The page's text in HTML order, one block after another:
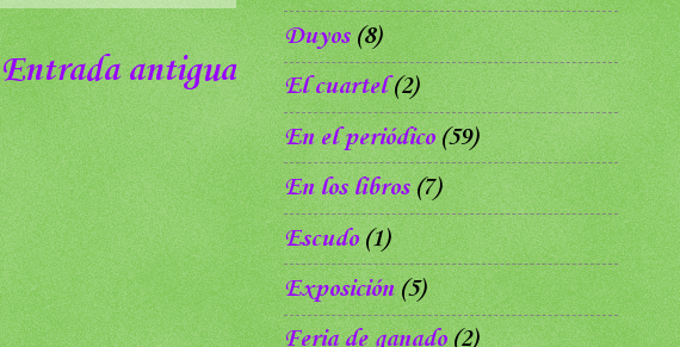
Entrada antigua
Duyos (8)
El cuartel (2)
En el periódico (59)
En los libros (7)
Escudo (1)
Exposición (5)
Feria de ganado (2)